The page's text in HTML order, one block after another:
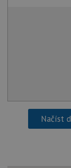
Načíst
funkce
uživatele
nezbytně
udid